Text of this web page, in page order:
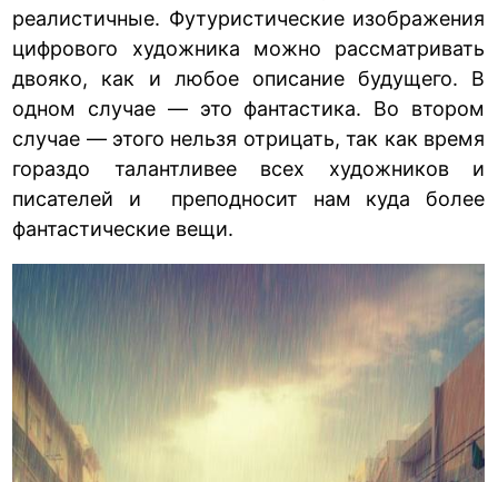
реалистичные. Футуристические изображения
цифрового художника можно рассматривать
двояко, как и любое описание будущего. В
одном случае — это фантастика. Во втором
случае — этого нельзя отрицать, так как время
гораздо талантливее всех художников и
писателей и преподносит нам куда более
фантастические вещи.